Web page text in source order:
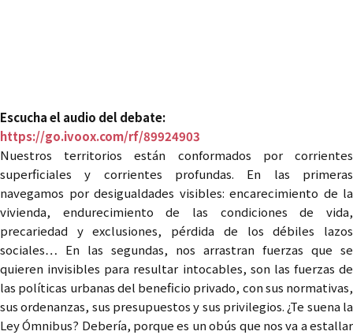
Escucha el audio del debate:
https://go.ivoox.com/rf/89924903
Nuestros territorios están conformados por corrientes
superficiales y corrientes profundas. En las primeras
navegamos por desigualdades visibles: encarecimiento de la
vivienda, endurecimiento de las condiciones de vida,
precariedad y exclusiones, pérdida de los débiles lazos
sociales… En las segundas, nos arrastran fuerzas que se
quieren invisibles para resultar intocables, son las fuerzas de
las políticas urbanas del beneficio privado, con sus normativas,
sus ordenanzas, sus presupuestos y sus privilegios. ¿Te suena la
Ley Ómnibus? Debería, porque es un obús que nos va a estallar